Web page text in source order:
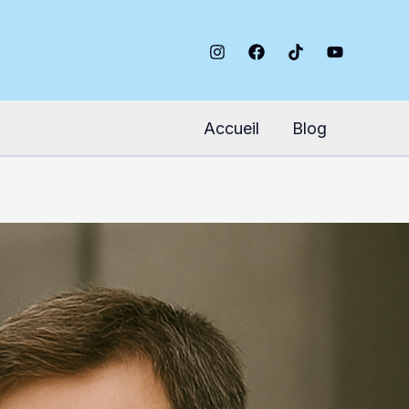
Accueil Blog